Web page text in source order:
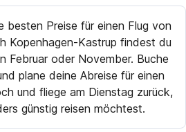
besten Preise für einen Flug von
Kopenhagen-Kastrup findest du
Februar oder November. Buche
plane deine Abreise für einen
und fliege am Dienstag zurück,
günstig reisen möchtest.